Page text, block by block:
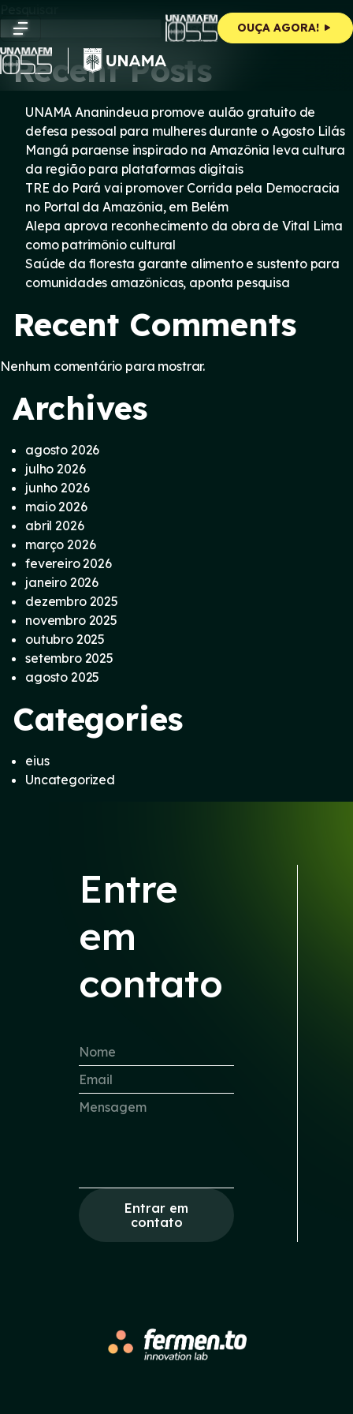
content
OUÇA AGORA!
Pesquisar
Pesquisar
Recent Posts
UNAMA Ananindeua promove aulão gratuito de
defesa pessoal para mulheres durante o Agosto Lilás
Mangá paraense inspirado na Amazônia leva cultura
da região para plataformas digitais
TRE do Pará vai promover Corrida pela Democracia
no Portal da Amazônia, em Belém
Alepa aprova reconhecimento da obra de Vital Lima
como patrimônio cultural
Saúde da floresta garante alimento e sustento para
comunidades amazônicas, aponta pesquisa
Recent Comments
Nenhum comentário para mostrar.
Archives
agosto 2026
julho 2026
junho 2026
maio 2026
abril 2026
março 2026
fevereiro 2026
janeiro 2026
dezembro 2025
novembro 2025
outubro 2025
setembro 2025
agosto 2025
Categories
eius
Uncategorized
Entre
em
contato
Entrar em
contato